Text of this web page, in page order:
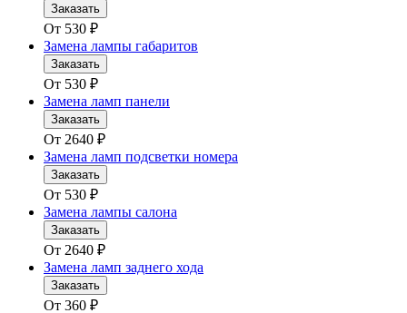
Заказать
От 530 ₽
Замена лампы габаритов
Заказать
От 530 ₽
Замена ламп панели
Заказать
От 2640 ₽
Замена ламп подсветки номера
Заказать
От 530 ₽
Замена лампы салона
Заказать
От 2640 ₽
Замена ламп заднего хода
Заказать
От 360 ₽